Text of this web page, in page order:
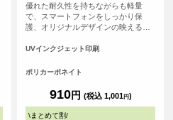
優れた耐久性を持ちながらも軽量
で、スマートフォンをしっかり保
護、オリジナルデザインの映えるオ
す。
UVインクジェット印刷
ポリカーボネイト
910円 (税込 1,001円)
\まとめて割/